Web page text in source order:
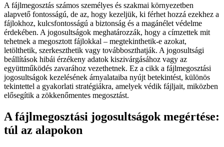
A fájlmegosztás számos személyes és szakmai környezetben
alapvető fontosságú, de az, hogy kezeljük, ki férhet hozzá ezekhez a
fájlokhoz, kulcsfontosságú a biztonság és a magánélet védelme
érdekében. A jogosultságok meghatározzák, hogy a címzettek mit
tehetnek a megosztott fájlokkal – megtekinthetik-e azokat,
letölthetik, szerkeszthetik vagy továbboszthatják. A jogosultsági
beállítások hibái érzékeny adatok kiszivárgásához vagy az
együttműködés zavarához vezethetnek. Ez a cikk a fájlmegosztási
jogosultságok kezelésének árnyalataiba nyújt betekintést, különös
tekintettel a gyakorlati stratégiákra, amelyek védik fájljait, miközben
elősegítik a zökkenőmentes megosztást.
A fájlmegosztási jogosultságok megértése:
túl az alapokon